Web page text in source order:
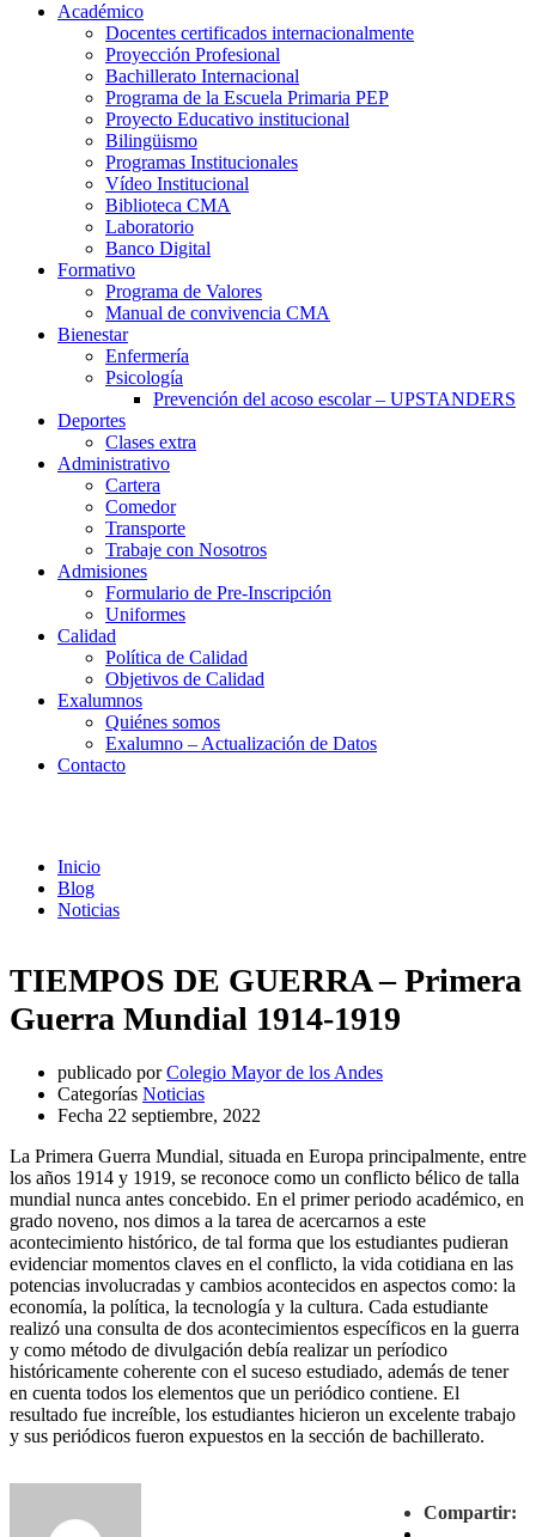
Académico
Docentes certificados internacionalmente
Proyección Profesional
Bachillerato Internacional
Programa de la Escuela Primaria PEP
Proyecto Educativo institucional
Bilingüismo
Programas Institucionales
Vídeo Institucional
Biblioteca CMA
Laboratorio
Banco Digital
Formativo
Programa de Valores
Manual de convivencia CMA
Bienestar
Enfermería
Psicología
Prevención del acoso escolar – UPSTANDERS
Deportes
Clases extra
Administrativo
Cartera
Comedor
Transporte
Trabaje con Nosotros
Admisiones
Formulario de Pre-Inscripción
Uniformes
Calidad
Política de Calidad
Objetivos de Calidad
Exalumnos
Quiénes somos
Exalumno – Actualización de Datos
Contacto
Inicio
Blog
Noticias
TIEMPOS DE GUERRA – Primera
Guerra Mundial 1914-1919
publicado por Colegio Mayor de los Andes
Categorías Noticias
Fecha 22 septiembre, 2022
La Primera Guerra Mundial, situada en Europa principalmente, entre
los años 1914 y 1919, se reconoce como un conflicto bélico de talla
mundial nunca antes concebido. En el primer periodo académico, en
grado noveno, nos dimos a la tarea de acercarnos a este
acontecimiento histórico, de tal forma que los estudiantes pudieran
evidenciar momentos claves en el conflicto, la vida cotidiana en las
potencias involucradas y cambios acontecidos en aspectos como: la
economía, la política, la tecnología y la cultura. Cada estudiante
realizó una consulta de dos acontecimientos específicos en la guerra
y como método de divulgación debía realizar un períodico
históricamente coherente con el suceso estudiado, además de tener
en cuenta todos los elementos que un periódico contiene. El
resultado fue increíble, los estudiantes hicieron un excelente trabajo
y sus periódicos fueron expuestos en la sección de bachillerato.
Compartir: